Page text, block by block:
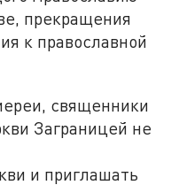
прекращения
к православной
священники
Заграницей не
и приглашать